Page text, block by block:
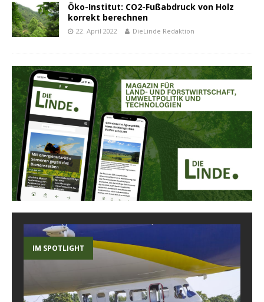
Öko-Institut: CO2-Fußabdruck von Holz
korrekt berechnen
22. April 2022 DieLinde Redaktion
IM SPOTLIGHT